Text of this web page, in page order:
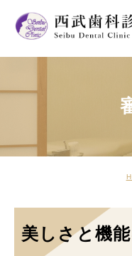
美しさと機